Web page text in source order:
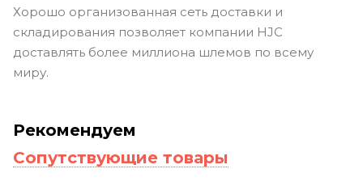
Хорошо организованная сеть доставки и
складирования позволяет компании HJC
доставлять более миллиона шлемов по всему
миру.
Рекомендуем
Сопутствующие товары